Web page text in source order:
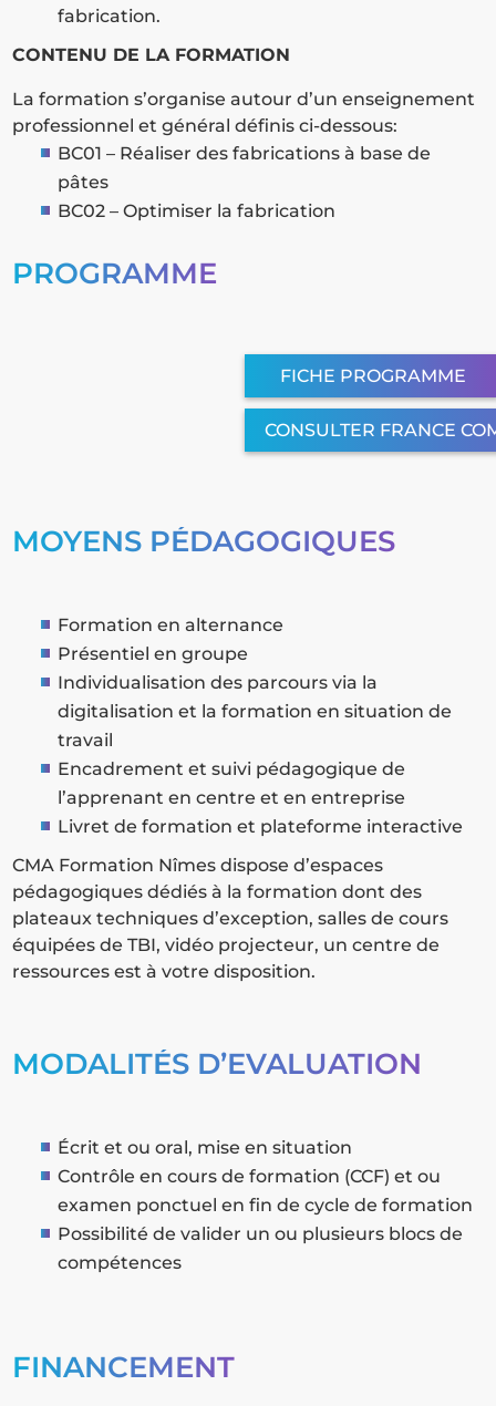
fabrication.
CONTENU DE LA FORMATION
La formation s’organise autour d’un enseignement
professionnel et général définis ci-dessous:
BC01 – Réaliser des fabrications à base de
pâtes
BC02 – Optimiser la fabrication
PROGRAMME
FICHE PROGRAMME
CONSULTER FRANCE
MOYENS PÉDAGOGIQUES
Formation en alternance
Présentiel en groupe
Individualisation des parcours via la
digitalisation et la formation en situation de
travail
Encadrement et suivi pédagogique de
l’apprenant en centre et en entreprise
Livret de formation et plateforme interactive
CMA Formation Nîmes dispose d’espaces
pédagogiques dédiés à la formation dont des
plateaux techniques d’exception, salles de cours
équipées de TBI, vidéo projecteur, un centre de
ressources est à votre disposition.
MODALITÉS D’EVALUATION
Écrit et ou oral, mise en situation
Contrôle en cours de formation (CCF) et ou
examen ponctuel en fin de cycle de formation
Possibilité de valider un ou plusieurs blocs de
compétences
FINANCEMENT